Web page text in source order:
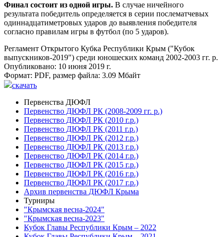
Финал состоит из одной игры. В случае ничейного
результата победитель определяется в серии послематчевых
одиннадцатиметровых ударов до выявления победителя
согласно правилам игры в футбол (по 5 ударов).
Регламент Открытого Кубка Республики Крым ("Кубок
выпускников-2019") среди юношеских команд 2002-2003 гг. р.
Опубликовано: 10 июня 2019 г.
Формат: PDF, размер файла: 3.09 Мбайт
скачать
Первенства ДЮФЛ
Первенство ДЮФЛ РК (2008-2009 гг. р.)
Первенство ДЮФЛ РК (2010 г.р.)
Первенство ДЮФЛ РК (2011 г.р.)
Первенство ДЮФЛ РК (2012 г.р.)
Первенство ДЮФЛ РК (2013 г.р.)
Первенство ДЮФЛ РК (2014 г.р.)
Первенство ДЮФЛ РК (2015 г.р.)
Первенство ДЮФЛ РК (2016 г.р.)
Первенство ДЮФЛ РК (2017 г.р.)
Архив первенства ДЮФЛ Крыма
Турниры
"Крымская весна-2024"
"Крымская весна-2023"
Кубок Главы Республики Крым – 2022